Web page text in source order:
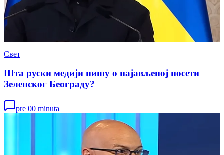
Свет
Шта руски медији пишу о најављеној посети
Зеленског Београду?
pre 00 minuta